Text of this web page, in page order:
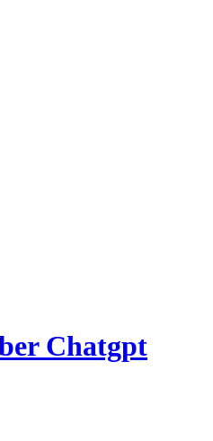
Chatgpt